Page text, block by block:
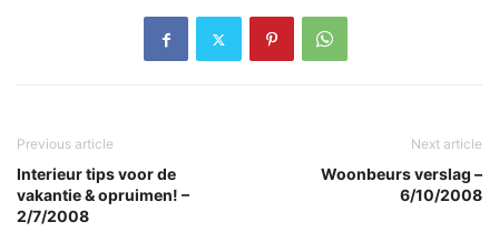
Previous article
Interieur tips voor de
vakantie & opruimen! –
2/7/2008
Next article
Woonbeurs verslag –
6/10/2008